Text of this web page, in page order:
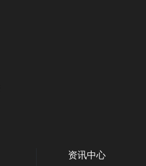
资讯中心